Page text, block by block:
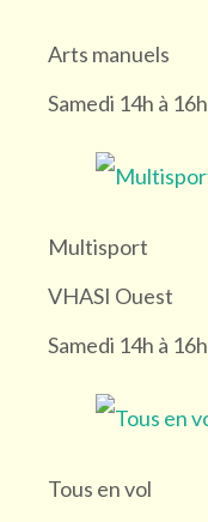
Arts manuels
Samedi 14h à 16h
Multisport
VHASI Ouest
Samedi 14h à 16h
Tous en vol